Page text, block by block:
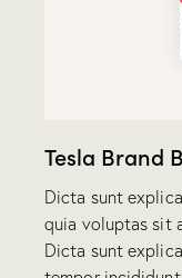
Tesla Brand
Dicta sunt
quia voluptas sit
Dicta sunt